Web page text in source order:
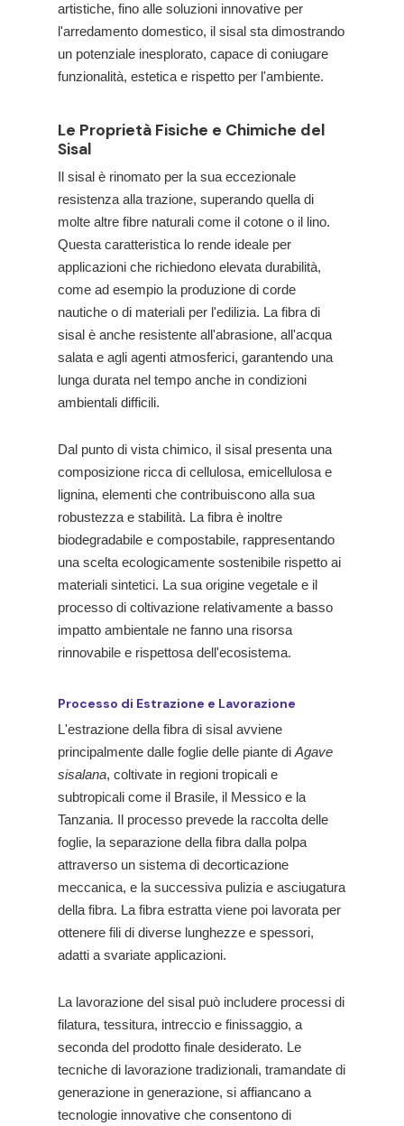
artistiche, fino alle soluzioni innovative per
l'arredamento domestico, il sisal sta dimostrando
un potenziale inesplorato, capace di coniugare
funzionalità, estetica e rispetto per l'ambiente.
Le Proprietà Fisiche e Chimiche del
Sisal
Il sisal è rinomato per la sua eccezionale
resistenza alla trazione, superando quella di
molte altre fibre naturali come il cotone o il lino.
Questa caratteristica lo rende ideale per
applicazioni che richiedono elevata durabilità,
come ad esempio la produzione di corde
nautiche o di materiali per l'edilizia. La fibra di
sisal è anche resistente all'abrasione, all'acqua
salata e agli agenti atmosferici, garantendo una
lunga durata nel tempo anche in condizioni
ambientali difficili.
Dal punto di vista chimico, il sisal presenta una
composizione ricca di cellulosa, emicellulosa e
lignina, elementi che contribuiscono alla sua
robustezza e stabilità. La fibra è inoltre
biodegradabile e compostabile, rappresentando
una scelta ecologicamente sostenibile rispetto ai
materiali sintetici. La sua origine vegetale e il
processo di coltivazione relativamente a basso
impatto ambientale ne fanno una risorsa
rinnovabile e rispettosa dell'ecosistema.
Processo di Estrazione e Lavorazione
L'estrazione della fibra di sisal avviene
principalmente dalle foglie delle piante di Agave
sisalana, coltivate in regioni tropicali e
subtropicali come il Brasile, il Messico e la
Tanzania. Il processo prevede la raccolta delle
foglie, la separazione della fibra dalla polpa
attraverso un sistema di decorticazione
meccanica, e la successiva pulizia e asciugatura
della fibra. La fibra estratta viene poi lavorata per
ottenere fili di diverse lunghezze e spessori,
adatti a svariate applicazioni.
La lavorazione del sisal può includere processi di
filatura, tessitura, intreccio e finissaggio, a
seconda del prodotto finale desiderato. Le
tecniche di lavorazione tradizionali, tramandate di
generazione in generazione, si affiancano a
tecnologie innovative che consentono di